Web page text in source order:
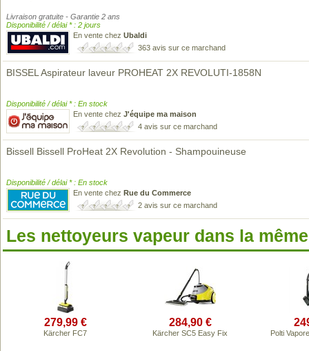
Livraison gratuite - Garantie 2 ans
Disponibilité / délai * : 2 jours
En vente chez Ubaldi
363 avis sur ce marchand
BISSEL Aspirateur laveur PROHEAT 2X REVOLUTI-1858N
Disponibilité / délai * : En stock
En vente chez J'équipe ma maison
4 avis sur ce marchand
Bissell Bissell ProHeat 2X Revolution - Shampouineuse
Disponibilité / délai * : En stock
En vente chez Rue du Commerce
2 avis sur ce marchand
Les nettoyeurs vapeur dans la
279,99 €
Kärcher FC7
284,90 €
Kärcher SC5 Easy Fix Polti